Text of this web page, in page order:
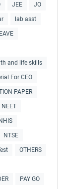
JEE JO
lab asst
and life skills
For CEO
PAPER
NEET
NHIS
NTSE
OTHERS
PAY GO